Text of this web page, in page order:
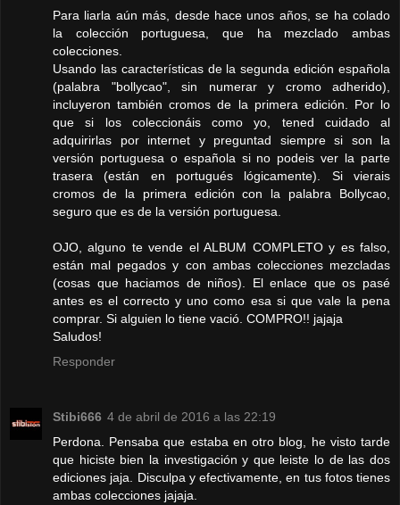
Para liarla aún más, desde hace unos años, se ha colado
la colección portuguesa, que ha mezclado ambas
colecciones.
Usando las características de la segunda edición española
(palabra "bollycao", sin numerar y cromo adherido),
incluyeron también cromos de la primera edición. Por lo
que si los coleccionáis como yo, tened cuidado al
adquirirlas por internet y preguntad siempre si son la
versión portuguesa o española si no podeis ver la parte
trasera (están en portugués lógicamente). Si vierais
cromos de la primera edición con la palabra Bollycao,
seguro que es de la versión portuguesa.
OJO, alguno te vende el ALBUM COMPLETO y es falso,
están mal pegados y con ambas colecciones mezcladas
(cosas que haciamos de niños). El enlace que os pasé
antes es el correcto y uno como esa si que vale la pena
comprar. Si alguien lo tiene vació. COMPRO!! jajaja
Saludos!
Responder
Stibi666 4 de abril de 2016 a las 22:19
Perdona. Pensaba que estaba en otro blog, he visto tarde
que hiciste bien la investigación y que leiste lo de las dos
ediciones jaja. Disculpa y efectivamente, en tus fotos tienes
ambas colecciones jajaja.